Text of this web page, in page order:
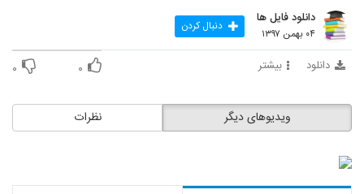
دانلود فایل ها
۰۴ بهمن ۱۳۹۷ دنبال کردن
دانلود بیشتر ۰ ۰
نظرات ویدیوهای دیگر